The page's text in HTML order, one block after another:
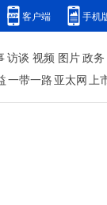
客户端 手机
访谈 视频 图片政务
一带一路 亚太网上